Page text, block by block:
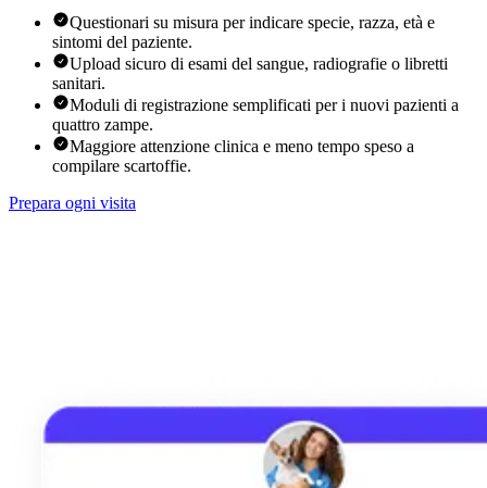
Questionari su misura per indicare specie, razza, età e
sintomi del paziente.
Upload sicuro di esami del sangue, radiografie o libretti
sanitari.
Moduli di registrazione semplificati per i nuovi pazienti a
quattro zampe.
Maggiore attenzione clinica e meno tempo speso a
compilare scartoffie.
Prepara ogni visita